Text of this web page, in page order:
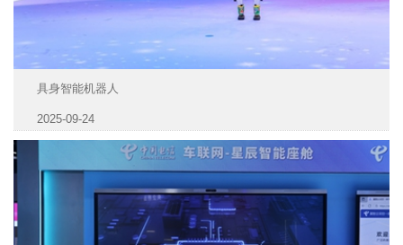
具身智能机器人
2025-09-24